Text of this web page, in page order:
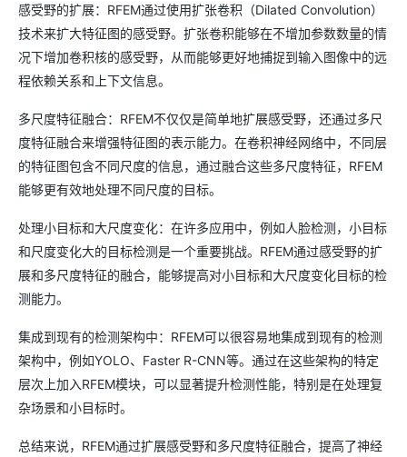
感受野的扩展：RFEM通过使用扩张卷积（Dilated Convolution）
技术来扩大特征图的感受野。扩张卷积能够在不增加参数数量的情
况下增加卷积核的感受野，从而能够更好地捕捉到输入图像中的远
程依赖关系和上下文信息。
多尺度特征融合：RFEM不仅仅是简单地扩展感受野，还通过多尺
度特征融合来增强特征图的表示能力。在卷积神经网络中，不同层
的特征图包含不同尺度的信息，通过融合这些多尺度特征，RFEM
能够更有效地处理不同尺度的目标。
处理小目标和大尺度变化：在许多应用中，例如人脸检测，小目标
和尺度变化大的目标检测是一个重要挑战。RFEM通过感受野的扩
展和多尺度特征的融合，能够提高对小目标和大尺度变化目标的检
测能力。
集成到现有的检测架构中：RFEM可以很容易地集成到现有的检测
架构中，例如YOLO、Faster R-CNN等。通过在这些架构的特定
层次上加入RFEM模块，可以显著提升检测性能，特别是在处理复
杂场景和小目标时。
总结来说，RFEM通过扩展感受野和多尺度特征融合，提高了神经